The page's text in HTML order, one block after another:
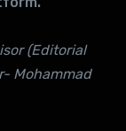
(Editorial
Mohammad